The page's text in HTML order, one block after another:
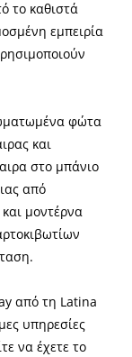
το καθιστά
εμπειρία
φώτα
και
στο μπάνιο
από
μοντέρνα
από τη Latina
υπηρεσίες
να έχετε το